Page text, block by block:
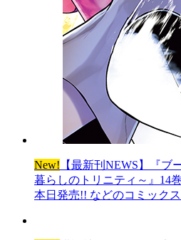
New! 【最新刊NEWS】『
暮らしのトリニティ～』14
本日発売!! などのコミック